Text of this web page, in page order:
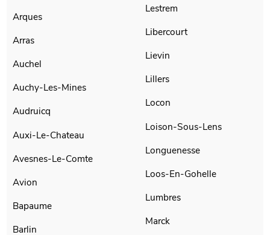
Arques
Arras
Auchel
Auchy-Les-Mines
Audruicq
Auxi-Le-Chateau
Avesnes-Le-Comte
Avion
Bapaume
Barlin
Lestrem
Libercourt
Lievin
Lillers
Locon
Loison-Sous-Lens
Longuenesse
Loos-En-Gohelle
Lumbres
Marck